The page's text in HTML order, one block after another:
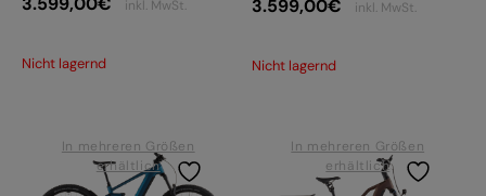
inkl. MwSt.
Nicht lagernd
3.599,00€ inkl. MwSt.
Nicht lagernd
In mehreren Größen
erhältlich
In mehreren Größen
erhältlich